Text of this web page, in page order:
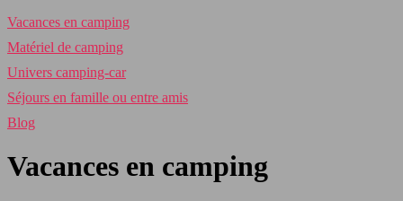
Vacances en camping
Matériel de camping
Univers camping-car
Séjours en famille ou entre amis
Blog
Vacances en camping